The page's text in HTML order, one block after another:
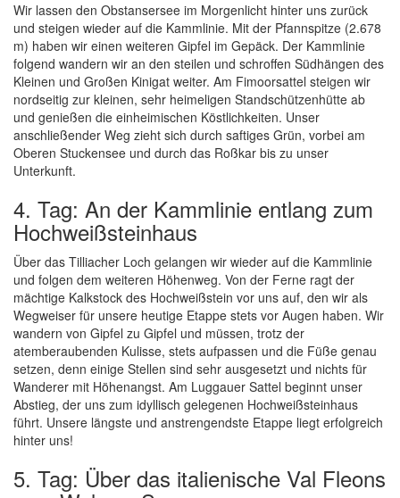
Wir lassen den Obstansersee im Morgenlicht hinter uns zurück
und steigen wieder auf die Kammlinie. Mit der Pfannspitze (2.678
m) haben wir einen weiteren Gipfel im Gepäck. Der Kammlinie
folgend wandern wir an den steilen und schroffen Südhängen des
Kleinen und Großen Kinigat weiter. Am Fimoorsattel steigen wir
nordseitig zur kleinen, sehr heimeligen Standschützenhütte ab
und genießen die einheimischen Köstlichkeiten. Unser
anschließender Weg zieht sich durch saftiges Grün, vorbei am
Oberen Stuckensee und durch das Roßkar bis zu unser
Unterkunft.
4. Tag: An der Kammlinie entlang zum
Hochweißsteinhaus
Über das Tilliacher Loch gelangen wir wieder auf die Kammlinie
und folgen dem weiteren Höhenweg. Von der Ferne ragt der
mächtige Kalkstock des Hochweißstein vor uns auf, den wir als
Wegweiser für unsere heutige Etappe stets vor Augen haben. Wir
wandern von Gipfel zu Gipfel und müssen, trotz der
atemberaubenden Kulisse, stets aufpassen und die Füße genau
setzen, denn einige Stellen sind sehr ausgesetzt und nichts für
Wanderer mit Höhenangst. Am Luggauer Sattel beginnt unser
Abstieg, der uns zum idyllisch gelegenen Hochweißsteinhaus
führt. Unsere längste und anstrengendste Etappe liegt erfolgreich
hinter uns!
5. Tag: Über das italienische Val Fleons